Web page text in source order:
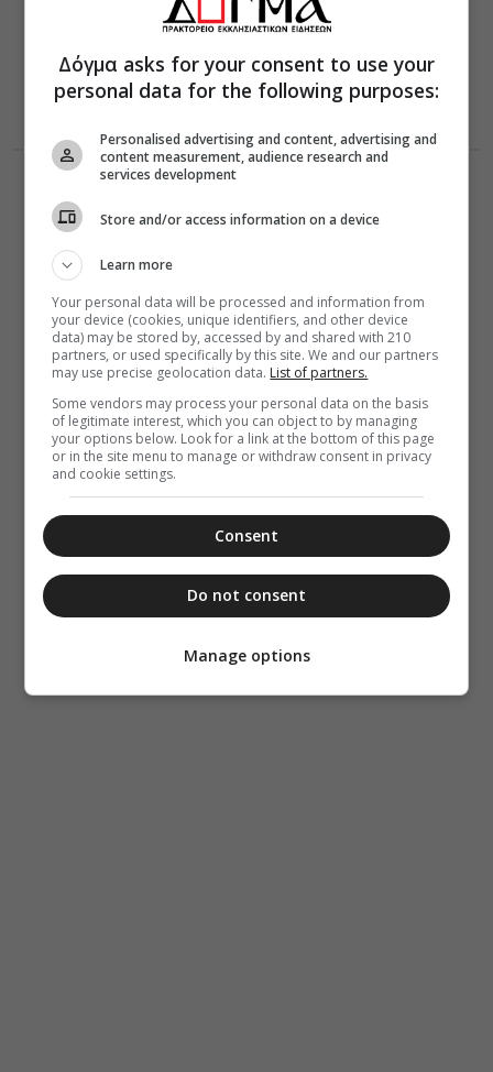
15:15
Δόγμα asks for your consent to use your
personal data for the following purposes:
Personalised advertising and content, advertising and
content measurement, audience research and
services development
Store and/or access information on a device
Learn more
Your personal data will be processed and information from
your device (cookies, unique identifiers, and other device
data) may be stored by, accessed by and shared with 210
partners, or used specifically by this site. We and our partners
may use precise geolocation data. List of partners.
Some vendors may process your personal data on the basis
of legitimate interest, which you can object to by managing
your options below. Look for a link at the bottom of this page
or in the site menu to manage or withdraw consent in privacy
and cookie settings.
Consent
Do not consent
Manage options